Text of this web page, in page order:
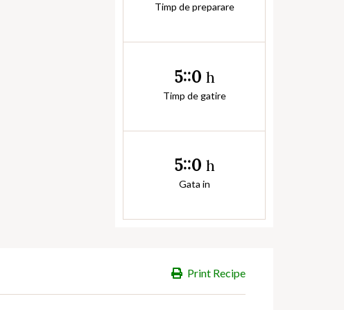
Timp de preparare
5::0 h
Timp de gatire
5::0 h
Gata in
Print Recipe